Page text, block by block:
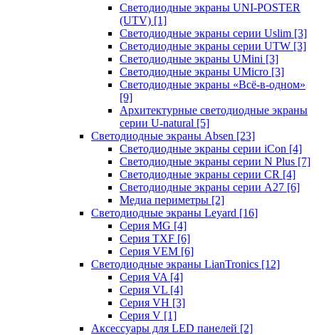
Светодиодные экраны UNI-POSTER
(UTV) [1]
Светодиодные экраны серии Uslim [3]
Светодиодные экраны серии UTW [3]
Светодиодные экраны UMini [3]
Светодиодные экраны UMicro [3]
Светодиодные экраны «Всё-в-одном»
[9]
Архитектурные светодиодные экраны
серии U-natural [5]
Светодиодные экраны Absen [23]
Светодиодные экраны серии iCon [4]
Светодиодные экраны серии N Plus [7]
Светодиодные экраны серии CR [4]
Светодиодные экраны серии А27 [6]
Медиа периметры [2]
Светодиодные экраны Leyard [16]
Серия MG [4]
Серия TXF [6]
Серия VEM [6]
Светодиодные экраны LianTronics [12]
Серия VA [4]
Серия VL [4]
Серия VH [3]
Серия V [1]
Аксессуары для LED панелей [2]